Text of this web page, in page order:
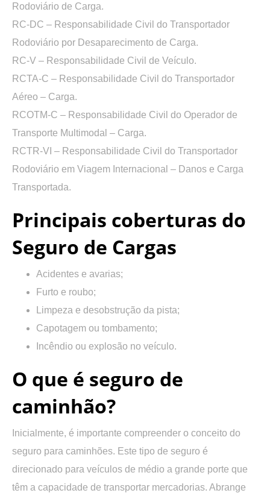
Rodoviário de Carga.
RC-DC – Responsabilidade Civil do Transportador
Rodoviário por Desaparecimento de Carga.
RC-V – Responsabilidade Civil de Veículo.
RCTA-C – Responsabilidade Civil do Transportador
Aéreo – Carga.
RCOTM-C – Responsabilidade Civil do Operador de
Transporte Multimodal – Carga.
RCTR-VI – Responsabilidade Civil do Transportador
Rodoviário em Viagem Internacional – Danos e Carga
Transportada.
Principais coberturas do
Seguro de Cargas
Acidentes e avarias;
Furto e roubo;
Limpeza e desobstrução da pista;
Capotagem ou tombamento;
Incêndio ou explosão no veículo.
O que é seguro de
caminhão?
Inicialmente, é importante compreender o conceito do
seguro para caminhões. Este tipo de seguro é
direcionado para veículos de médio a grande porte que
têm a capacidade de transportar mercadorias. Abrange